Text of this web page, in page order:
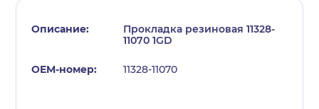
Прокладка резиновая 11328-
11070 1GD
11328-11070